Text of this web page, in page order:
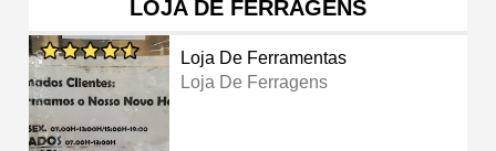
LOJA DE FERRAGENS
Loja De Ferramentas
Loja De Ferragens